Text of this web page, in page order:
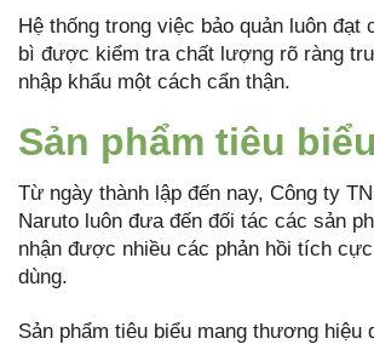
Hệ thống trong việc bảo quản luôn đạt
bì được kiểm tra chất lượng rõ ràng
nhập khẩu một cách cẩn thận.
Sản phẩm tiêu biểu
Từ ngày thành lập đến nay, Công ty
Naruto luôn đưa đến đối tác các sản
nhận được nhiều các phản hồi tích
dùng.
Sản phẩm tiêu biểu mang thương hiệu